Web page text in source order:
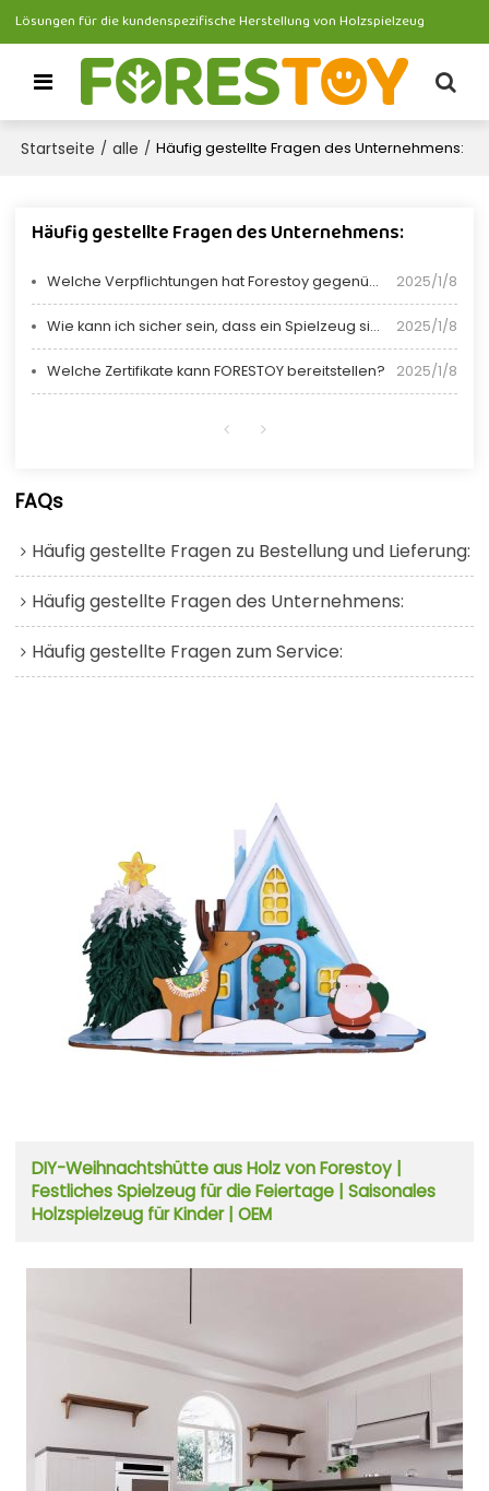
Lösungen für die kundenspezifische Herstellung von Holzspielzeug
Startseite / alle / Häufig gestellte Fragen des Unternehmens:
Häufig gestellte Fragen des Unternehmens:
Welche Verpflichtungen hat Forestoy gegenüber der Umwelt? 2025/1/8
Wie kann ich sicher sein, dass ein Spielzeug sicher ist? 2025/1/8
Welche Zertifikate kann FORESTOY bereitstellen? 2025/1/8
FAQs
Häufig gestellte Fragen zu Bestellung und Lieferung:
Häufig gestellte Fragen des Unternehmens:
Häufig gestellte Fragen zum Service:
DIY-Weihnachtshütte aus Holz von Forestoy |
Festliches Spielzeug für die Feiertage | Saisonales
Holzspielzeug für Kinder | OEM